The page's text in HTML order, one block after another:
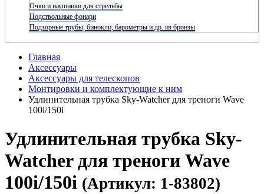
Очки и наушники для стрельбы
Подствольные фонари
Подзорные трубы, бинокли, барометры и др. из бронзы
Главная
Аксессуары
Аксессуары для телескопов
Монтировки и комплектующие к ним
Удлинительная трубка Sky-Watcher для треноги Wave
100i/150i
Удлинительная трубка Sky-
Watcher для треноги Wave
100i/150i (Артикул: 1-83802)